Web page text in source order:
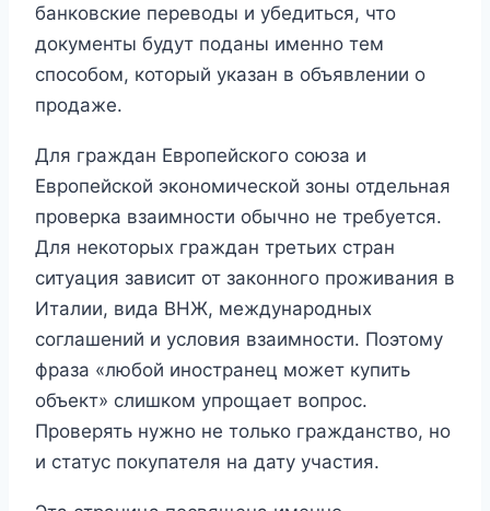
банковские переводы и убедиться, что
документы будут поданы именно тем
способом, который указан в объявлении о
продаже.
Для граждан Европейского союза и
Европейской экономической зоны отдельная
проверка взаимности обычно не требуется.
Для некоторых граждан третьих стран
ситуация зависит от законного проживания в
Италии, вида ВНЖ, международных
соглашений и условия взаимности. Поэтому
фраза «любой иностранец может купить
объект» слишком упрощает вопрос.
Проверять нужно не только гражданство, но
и статус покупателя на дату участия.